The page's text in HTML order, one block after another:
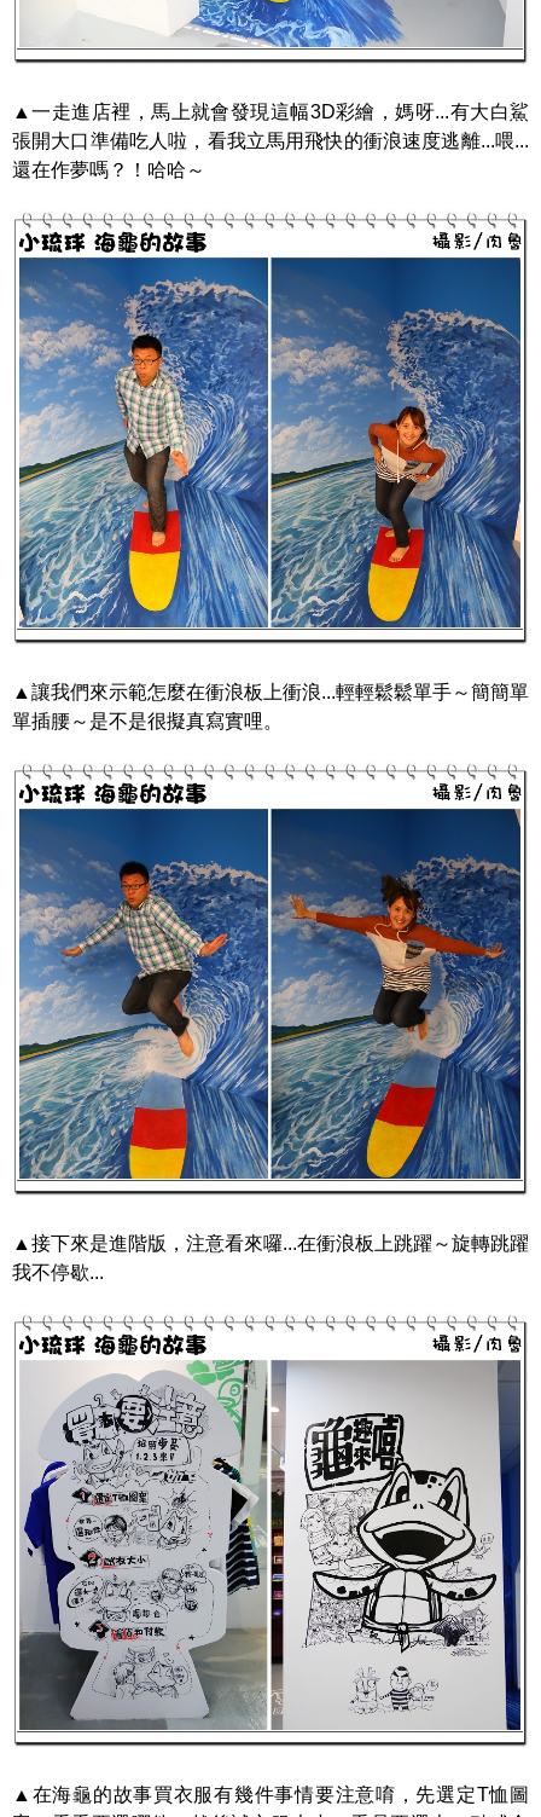
▲一走進店裡，馬上就會發現這幅3D彩繪，媽呀...有大白鯊
張開大口準備吃人啦，看我立馬用飛快的衝浪速度逃離...喂...
還在作夢嗎？！哈哈～
▲讓我們來示範怎麼在衝浪板上衝浪...輕輕鬆鬆單手～簡簡單
單插腰～是不是很擬真寫實哩。
▲接下來是進階版，注意看來囉...在衝浪板上跳躍～旋轉跳躍
我不停歇...
▲在海龜的故事買衣服有幾件事情要注意唷，先選定T恤圖